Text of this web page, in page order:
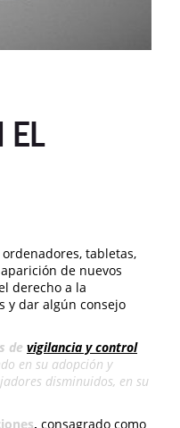
EL
tabletas,
de nuevos
derecho a la
y dar algún consejo
de vigilancia y control
en su adopción y
disminuidos, en su
, consagrado como